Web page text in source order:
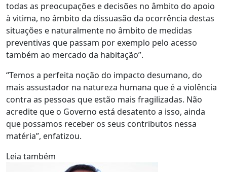
todas as preocupações e decisões no âmbito do apoio
à vitima, no âmbito da dissuasão da ocorrência destas
situações e naturalmente no âmbito de medidas
preventivas que passam por exemplo pelo acesso
também ao mercado da habitação”.
“Temos a perfeita noção do impacto desumano, do
mais assustador na natureza humana que é a violência
contra as pessoas que estão mais fragilizadas. Não
acredite que o Governo está desatento a isso, ainda
que possamos receber os seus contributos nessa
matéria”, enfatizou.
Leia também